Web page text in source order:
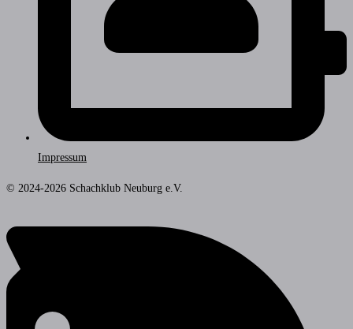
Impressum
© 2024-2026 Schachklub Neuburg e.V.